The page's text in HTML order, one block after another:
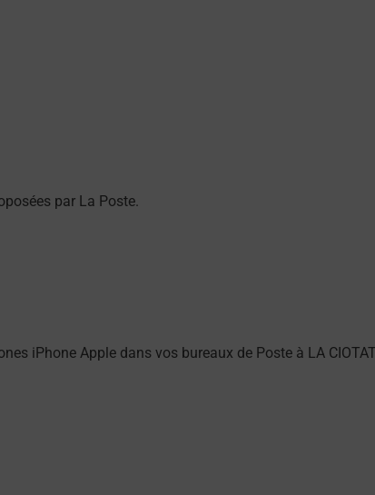
par La Poste.
iPhone Apple dans vos bureaux de Poste à LA